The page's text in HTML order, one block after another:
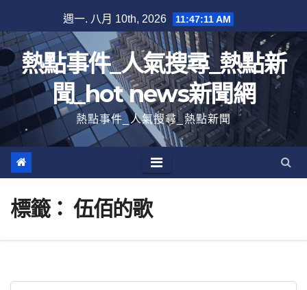
至
內
容
週一. 八月 10th, 2026 11:47:11 AM
熱點事件_人氣搜尋_熱點新
聞_hot news新聞網
熱點事件_人氣搜尋_熱點新聞
標籤： 伍佰的歌